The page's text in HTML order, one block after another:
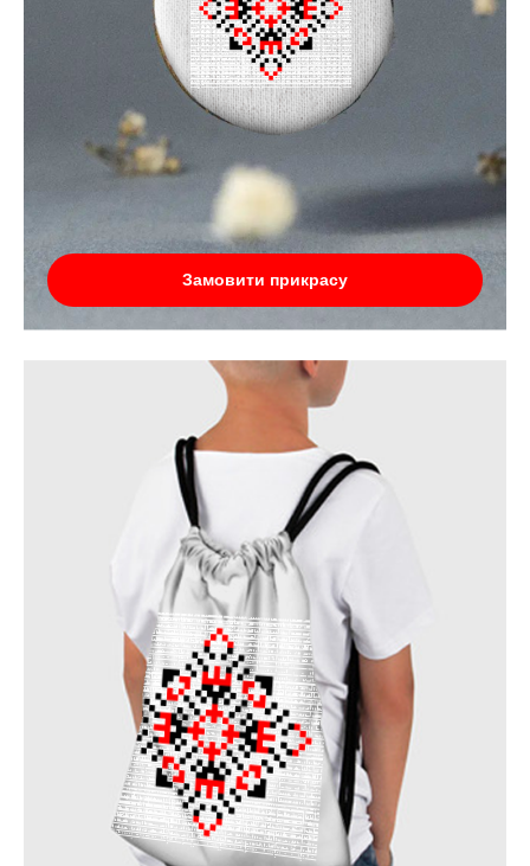
Замовити прикрасу